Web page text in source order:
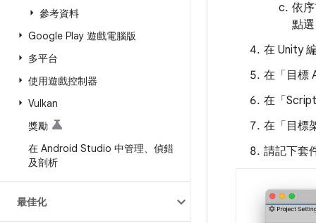
參考資料
Google Play 遊戲電腦版
多平台
使用遊戲控制器
Vulkan
獎勵
在 Android Studio 中管理、偵錯
及剖析
最佳化
依
點
在 Unity
在「目標
在「
在「目標
請記下套